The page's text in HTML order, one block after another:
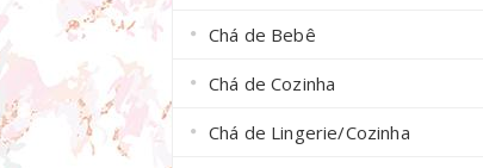
Chá de Bebê
Chá de Cozinha
Chá de Lingerie/Cozinha